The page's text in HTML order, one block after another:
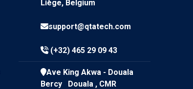
Liège, Belgium
support@qtatech.com
(+32) 465 29 09 43
Ave King Akwa - Douala
Bercy Douala , CMR